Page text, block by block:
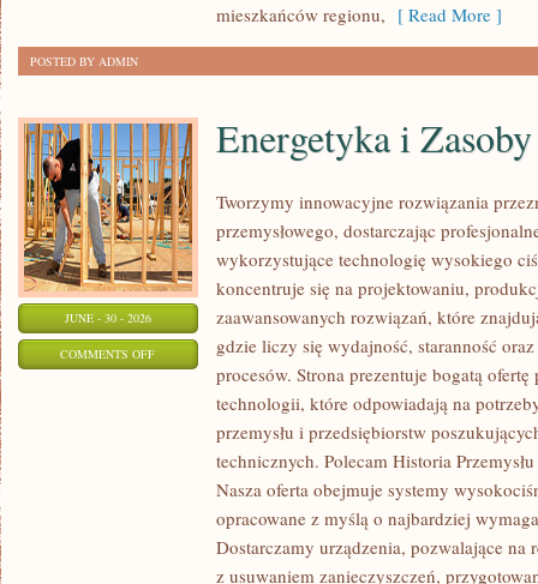
mieszkańców regionu, [ Read More ]
POSTED BY ADMIN
JUNE - 30 - 2026
COMMENTS OFFON
ENERGETYKA
Energetyka i Zasoby
Tworzymy innowacyjne rozwiązania
przemysłowego, dostarczając
wykorzystujące technologię wysokiego
koncentruje się na projektowaniu,
zaawansowanych rozwiązań, które
gdzie liczy się wydajność, staranność
procesów. Strona prezentuje bogatą ofertę
technologii, które odpowiadają na
przemysłu i przedsiębiorstw
technicznych. Polecam Historia
Nasza oferta obejmuje systemy
opracowane z myślą o najbardziej
Dostarczamy urządzenia, pozwalające na
z usuwaniem zanieczyszczeń,